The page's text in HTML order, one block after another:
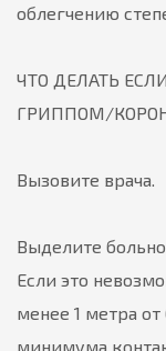
облегчению
ЧТО ДЕЛАТЬ
ГРИППОМ/
Вызовите врача.
Выделите
Если это
менее 1 метра от
минимума